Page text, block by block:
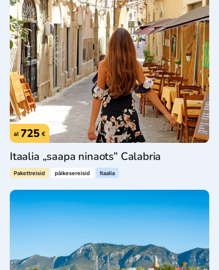
al 725 €
Itaalia „saapa ninaots” Calabria
Pakettreisid päikesereisid Itaalia